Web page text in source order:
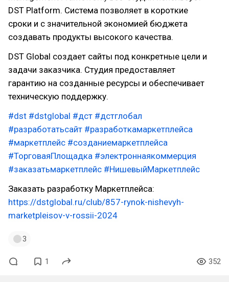
DST Platform. Система позволяет в короткие
сроки и с значительной экономией бюджета
создавать продукты высокого качества.
DST Global создает сайты под конкретные цели и
задачи заказчика. Студия предоставляет
гарантию на созданные ресурсы и обеспечивает
техническую поддержку.
#dst #dstglobal #дст #дстглобал
#разработатьсайт #разработкамаркетплейса
#маркетплейс #созданиемаркетплейса
#ТорговаяПлощадка #электроннаякоммерция
#заказатьмаркетплейс #НишевыйМаркетплейс
Заказать разработку Маркетплейса:
https://dstglobal.ru/club/857-rynok-nishevyh-
marketpleisov-v-rossii-2024
3
1 352